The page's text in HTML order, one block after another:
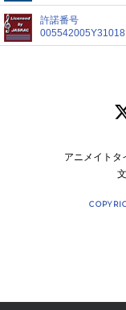
許諾番号
005542005Y31018
アニメイトタ